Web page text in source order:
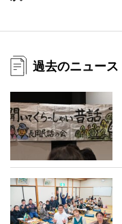
過去のニュース